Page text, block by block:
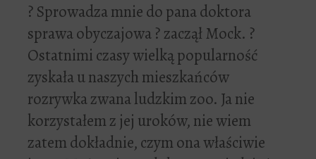
? Sprowadza mnie do pana doktora
sprawa obyczajowa ? zaczął Mock. ?
Ostatnimi czasy wielką popularność
zyskała u naszych mieszkańców
rozrywka zwana ludzkim zoo. Ja nie
korzystałem z jej uroków, nie wiem
zatem dokładnie, czym ona właściwie